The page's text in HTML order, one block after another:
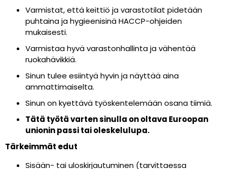
Varmistat, että keittiö ja varastotilat pidetään
puhtaina ja hygieenisinä HACCP-ohjeiden
mukaisesti.
Varmistaa hyvä varastonhallinta ja vähentää
ruokahävikkiä.
Sinun tulee esiintyä hyvin ja näyttää aina
ammattimaiselta.
Sinun on kyettävä työskentelemään osana tiimiä.
Tätä työtä varten sinulla on oltava Euroopan
unionin passi tai oleskelulupa.
Tärkeimmät edut
Sisään- tai uloskirjautuminen (tarvittaessa